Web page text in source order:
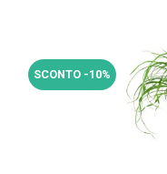
SCONTO -10%